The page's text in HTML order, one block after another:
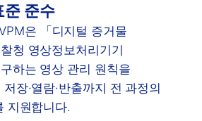
준 준수
은 「디지털 증거물
청 영상정보처리기기
하는 영상 관리 원칙을
장·열람·반출까지 전 과정의
지원합니다.